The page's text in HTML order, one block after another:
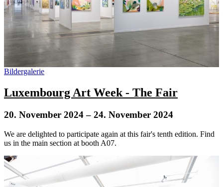
Bildergalerie
Luxembourg Art Week - The Fair
20. November 2024– 24. November 2024
We are delighted to participate again at this fair's tenth edition. Find
us in the main section at booth A07.